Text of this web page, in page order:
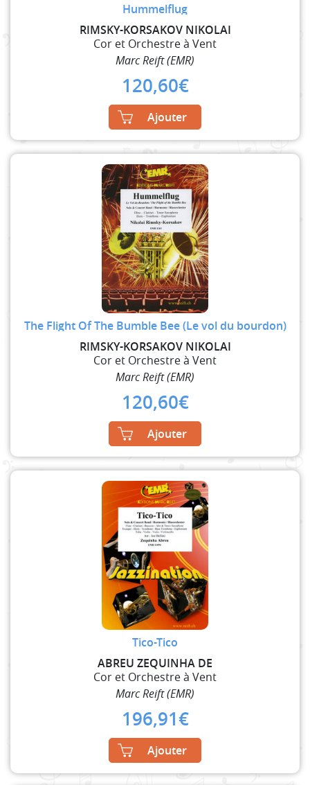
Hummelflug
RIMSKY-KORSAKOV NIKOLAI
Cor et Orchestre à Vent
Marc Reift (EMR)
120,60€
Ajouter
The Flight Of The Bumble Bee (Le vol du bourdon)
RIMSKY-KORSAKOV NIKOLAI
Cor et Orchestre à Vent
Marc Reift (EMR)
120,60€
Ajouter
Tico-Tico
ABREU ZEQUINHA DE
Cor et Orchestre à Vent
Marc Reift (EMR)
196,91€
Ajouter